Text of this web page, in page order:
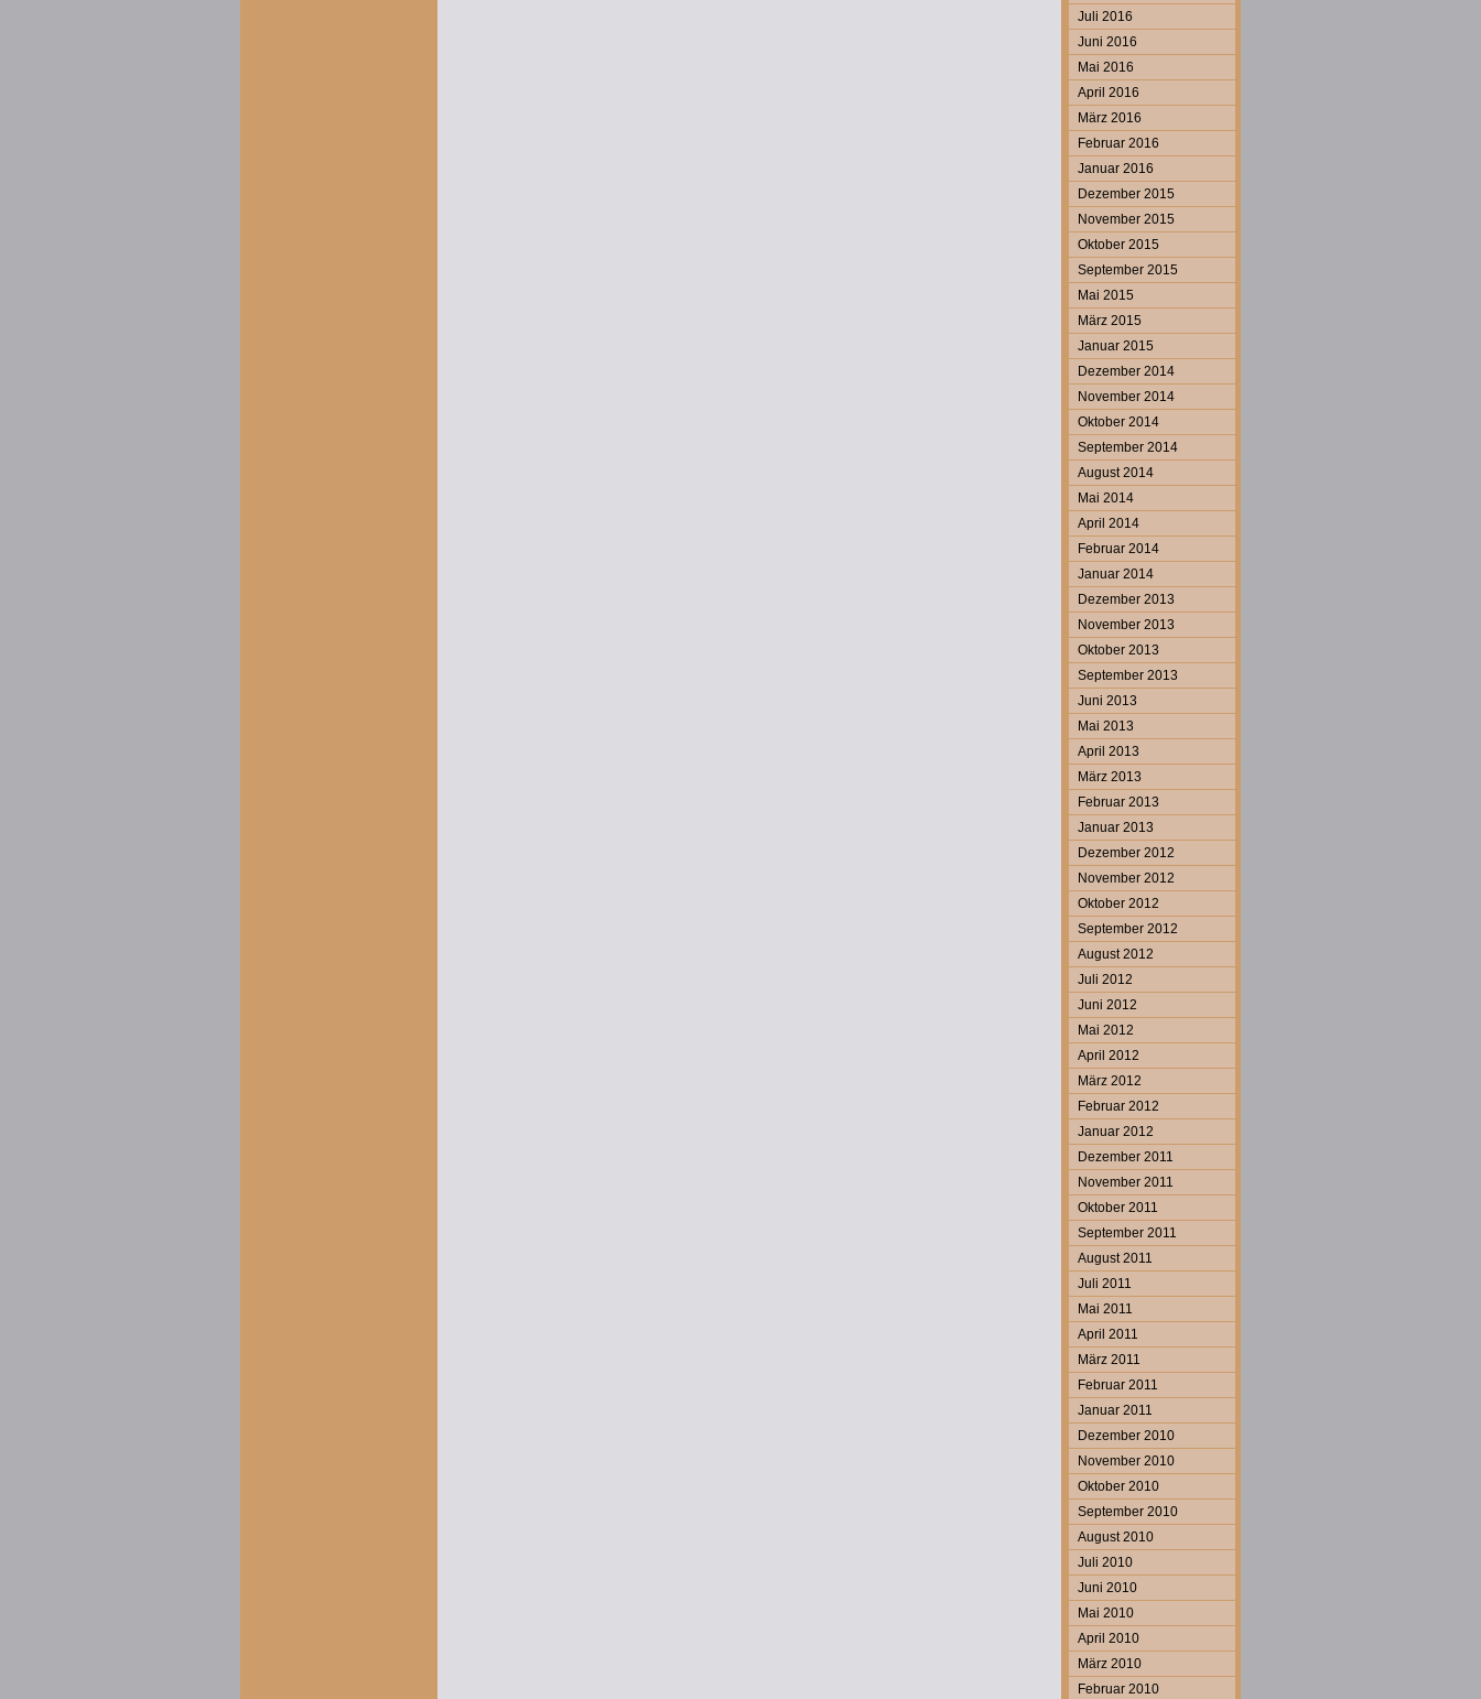
Juli 2016
Juni 2016
Mai 2016
April 2016
März 2016
Februar 2016
Januar 2016
Dezember 2015
November 2015
Oktober 2015
September 2015
Mai 2015
März 2015
Januar 2015
Dezember 2014
November 2014
Oktober 2014
September 2014
August 2014
Mai 2014
April 2014
Februar 2014
Januar 2014
Dezember 2013
November 2013
Oktober 2013
September 2013
Juni 2013
Mai 2013
April 2013
März 2013
Februar 2013
Januar 2013
Dezember 2012
November 2012
Oktober 2012
September 2012
August 2012
Juli 2012
Juni 2012
Mai 2012
April 2012
März 2012
Februar 2012
Januar 2012
Dezember 2011
November 2011
Oktober 2011
September 2011
August 2011
Juli 2011
Mai 2011
April 2011
März 2011
Februar 2011
Januar 2011
Dezember 2010
November 2010
Oktober 2010
September 2010
August 2010
Juli 2010
Juni 2010
Mai 2010
April 2010
März 2010
Februar 2010